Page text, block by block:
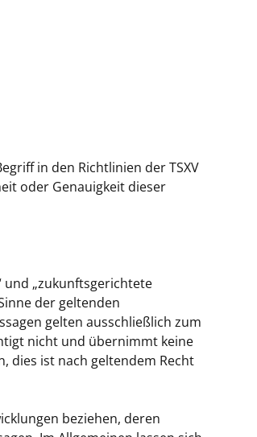
in den Richtlinien der TSXV
oder Genauigkeit dieser
„zukunftsgerichtete
der geltenden
gelten ausschließlich zum
nicht und übernimmt keine
dies ist nach geltendem Recht
beziehen, deren